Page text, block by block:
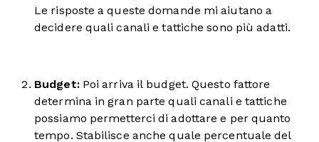
Le risposte a queste domande mi aiutano a
decidere quali canali e tattiche sono più adatti.
Budget:Poi arriva il budget. Questo fattore
determina in gran parte quali canali e tattiche
possiamo permetterci di adottare e per quanto
tempo. Stabilisce anche quale percentuale del